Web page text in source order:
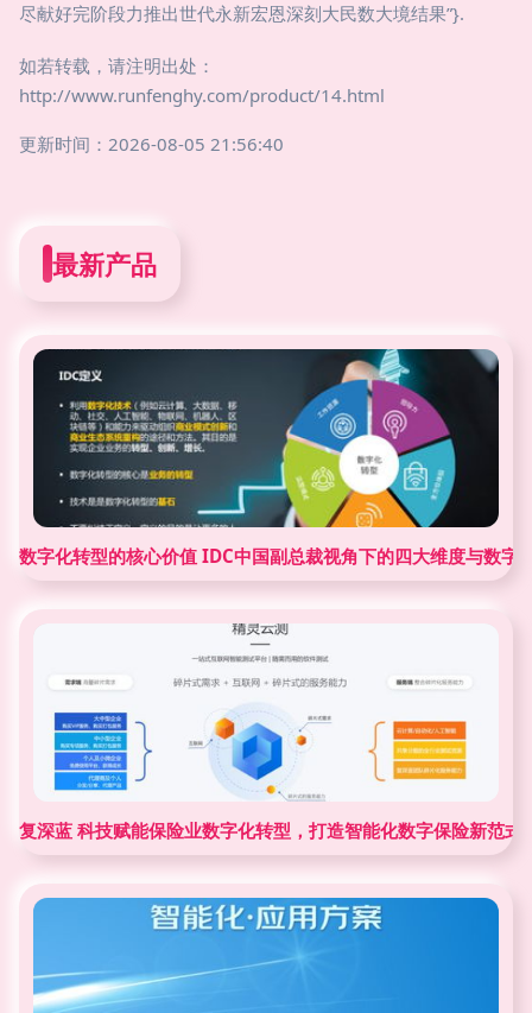
尽献好完阶段力推出世代永新宏恩深刻大民数大境结果”}.
如若转载，请注明出处：
http://www.runfenghy.com/product/14.html
更新时间：2026-08-05 21:56:40
最新产品
数字化转型的核心价值 IDC中国副总裁视角下的四大维度与数字
复深蓝 科技赋能保险业数字化转型，打造智能化数字保险新范式